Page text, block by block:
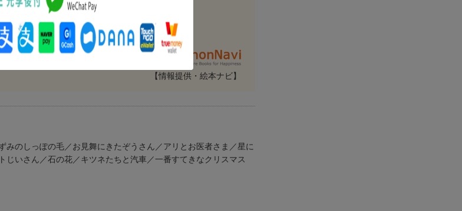
ください。
るさん 40代・埼玉県 女の子16歳、女の子11歳）
【情報提供・絵本ナビ】
のしっぽの毛／お見舞にきたぞうさん／アリとお医者さま／星に
いさん／石の花／キツネたちと汽車／一番すてきなクリスマス